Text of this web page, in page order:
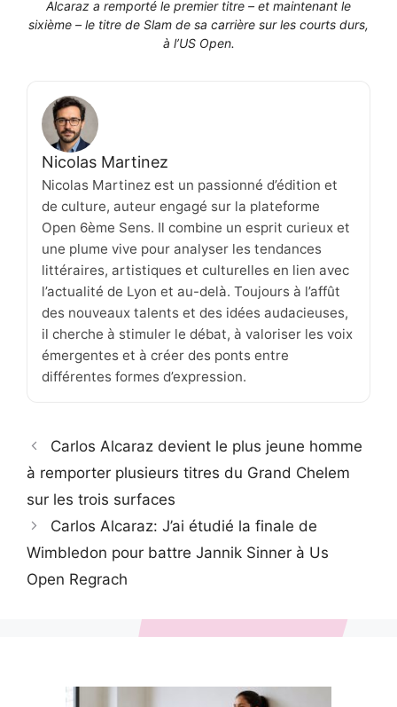
Alcaraz a remporté le premier titre – et maintenant le
sixième – le titre de Slam de sa carrière sur les courts durs,
à l’US Open.
Nicolas Martinez
Nicolas Martinez est un passionné d’édition et
de culture, auteur engagé sur la plateforme
Open 6ème Sens. Il combine un esprit curieux et
une plume vive pour analyser les tendances
littéraires, artistiques et culturelles en lien avec
l’actualité de Lyon et au-delà. Toujours à l’affût
des nouveaux talents et des idées audacieuses,
il cherche à stimuler le débat, à valoriser les voix
émergentes et à créer des ponts entre
différentes formes d’expression.
Carlos Alcaraz devient le plus jeune homme
à remporter plusieurs titres du Grand Chelem
sur les trois surfaces
Carlos Alcaraz: J’ai étudié la finale de
Wimbledon pour battre Jannik Sinner à Us
Open Regrach